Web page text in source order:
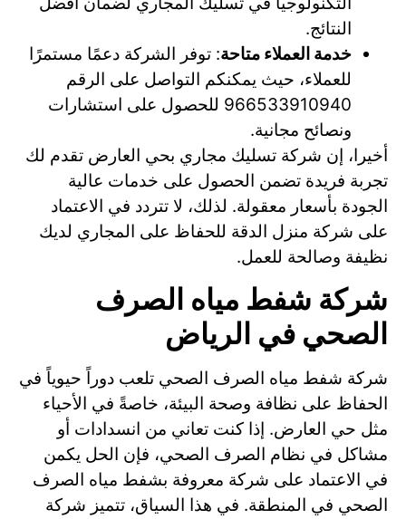
النتائج.
خدمة العملاء متاحة: توفر الشركة دعمًا مستمرًا
للعملاء، حيث يمكنكم التواصل على الرقم
966533910940 للحصول على استشارات
ونصائح مجانية.
أخيرا، إن شركة تسليك مجاري بحي العارض تقدم لك
تجربة فريدة تضمن الحصول على خدمات عالية
الجودة بأسعار معقولة. لذلك، لا تتردد في الاعتماد
على شركة منزل الدقة للحفاظ على المجاري لديك
نظيفة وصالحة للعمل.
شركة شفط مياه الصرف
الصحي في الرياض
شركة شفط مياه الصرف الصحي تلعب دوراً حيوياً في
الحفاظ على نظافة وصحة البيئة، خاصةً في الأحياء
مثل حي العارض. إذا كنت تعاني من انسدادات أو
مشاكل في نظام الصرف الصحي، فإن الحل يكمن
في الاعتماد على شركة معروفة بشفط مياه الصرف
الصحي في المنطقة. في هذا السياق، تتميز شركة